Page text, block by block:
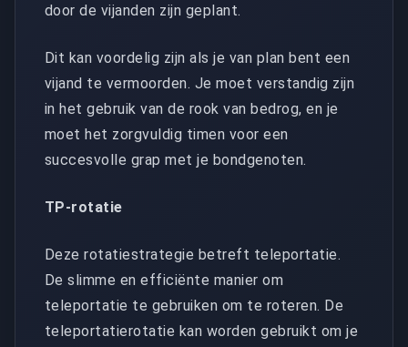
door de vijanden zijn geplant.
Dit kan voordelig zijn als je van plan bent een
vijand te vermoorden. Je moet verstandig zijn
in het gebruik van de rook van bedrog, en je
moet het zorgvuldig timen voor een
succesvolle grap met je bondgenoten.
TP-rotatie
Deze rotatiestrategie betreft teleportatie.
De slimme en efficiënte manier om
teleportatie te gebruiken om te roteren. De
teleportatierotatie kan worden gebruikt om je